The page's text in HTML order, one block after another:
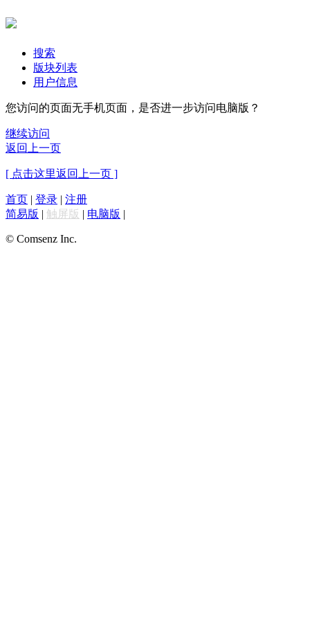
搜索
版块列表
用户信息
您访问的页面无手机页面，是否进一步访问电脑版？
继续访问
返回上一页
[ 点击这里返回上一页 ]
首页 | 登录 | 注册
简易版 | 触屏版 | 电脑版 |
© Comsenz Inc.